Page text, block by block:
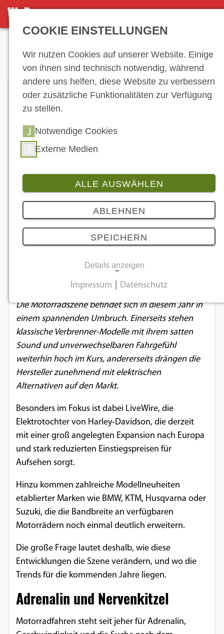
DETAILSEITE
Elektrische Offensive 2025: LiveWire
rockt Europa
Die Motorradszene befindet sich in diesem Jahr in
einem spannenden Umbruch. Einerseits stehen
klassische Verbrenner-Modelle mit ihrem satten
Sound und unverwechselbaren Fahrgefühl
weiterhin hoch im Kurs, andererseits drängen die
Hersteller zunehmend mit elektrischen
Alternativen auf den Markt.
Besonders im Fokus ist dabei LiveWire, die
Elektrotochter von Harley-Davidson, die derzeit
mit einer groß angelegten Expansion nach Europa
und stark reduzierten Einstiegspreisen für
Aufsehen sorgt.
Hinzu kommen zahlreiche Modellneuheiten
etablierter Marken wie BMW, KTM, Husqvarna oder
Suzuki, die die Bandbreite an verfügbaren
Motorrädern noch einmal deutlich erweitern.
Die große Frage lautet deshalb, wie diese
Entwicklungen die Szene verändern, und wo die
Trends für die kommenden Jahre liegen.
Adrenalin und Nervenkitzel
Motorradfahren steht seit jeher für Adrenalin,
COOKIE EINSTELLUNGEN
Wir nutzen Cookies auf unserer Website. Einige
von ihnen sind technisch notwendig, während
andere uns helfen, diese Website zu verbessern
oder zusätzliche Funktionalitäten zur Verfügung
zu stellen.
Notwendige Cookies
Externe Medien
ALLE AUSWÄHLEN
ABLEHNEN
SPEICHERN
Details anzeigen
Notwendige Cookies ermöglichen
grundlegende Funktionen und sind für die
einwandfreie Funktion der Website
erforderlich.
Einverständnis-Cookie
Name:
Zweck:
Dieser Cookie speichert die ausgewählten
Einverständnis-Optionen des Benutzers
Cookie Laufzeit:
Um Inhalte von Videoplattformen und
Social Media Plattformen anzeigen zu
können, werden von diesen externen
Medien Cookies gesetzt.
YouTube
Impressum Datenschutz